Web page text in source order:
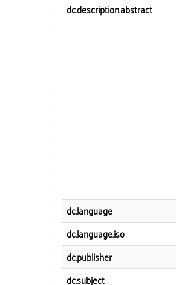
dc.description.abstract
dc.language
dc.language.iso
dc.publisher
dc.subject